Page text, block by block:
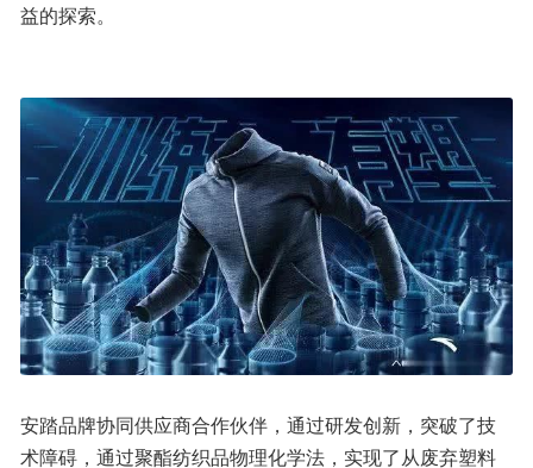
益的探索。
安踏品牌协同供应商合作伙伴，通过研发创新，突破了技
术障碍，通过聚酯纺织品物理化学法，实现了从废弃塑料